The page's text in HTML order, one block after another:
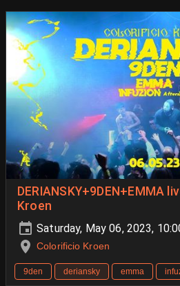
DERIANSKY+9DEN+EMMA
Kroen
Saturday, May 06, 2023,
Colorificio Kroen
9den deriansky emma